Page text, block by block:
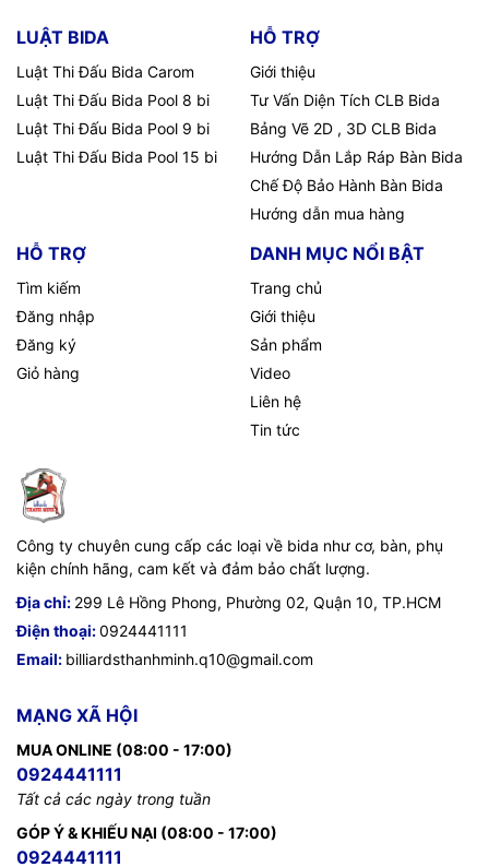
LUẬT BIDA
Luật Thi Đấu Bida Carom
Luật Thi Đấu Bida Pool 8 bi
Luật Thi Đấu Bida Pool 9 bi
Luật Thi Đấu Bida Pool 15 bi
HỖ TRỢ
Giới thiệu
Tư Vấn Diện Tích CLB Bida
Bảng Vẽ 2D , 3D CLB Bida
Hướng Dẫn Lắp Ráp Bàn Bida
Chế Độ Bảo Hành Bàn Bida
Hướng dẫn mua hàng
HỖ TRỢ
Tìm kiếm
Đăng nhập
Đăng ký
Giỏ hàng
DANH MỤC NỔI BẬT
Trang chủ
Giới thiệu
Sản phẩm
Video
Liên hệ
Tin tức
Công ty chuyên cung cấp các loại về bida như cơ, bàn, phụ
kiện chính hãng, cam kết và đảm bảo chất lượng.
Địa chỉ: 299 Lê Hồng Phong, Phường 02, Quận 10, TP.HCM
Điện thoại:0924441111
Email: billiardsthanhminh.q10@gmail.com
MẠNG XÃ HỘI
MUA ONLINE (08:00 - 17:00)
0924441111
Tất cả các ngày trong tuần
GÓP Ý & KHIẾU NẠI (08:00 - 17:00)
0924441111